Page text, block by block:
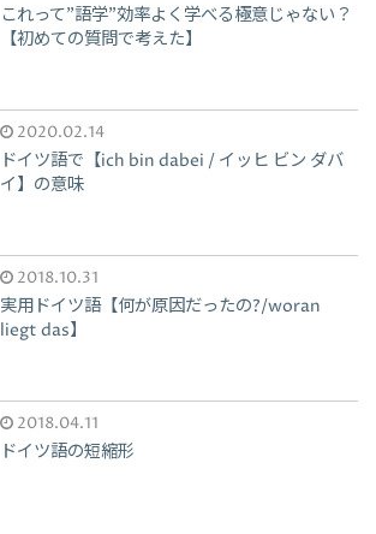
これって”語学”効率よく学べる極意じゃない？
【初めての質問で考えた】
2020.02.14
ドイツ語で【ich bin dabei / イッヒ ビン ダバ
イ】の意味
2018.10.31
実用ドイツ語【何が原因だったの?/woran
liegt das】
2018.04.11
ドイツ語の短縮形